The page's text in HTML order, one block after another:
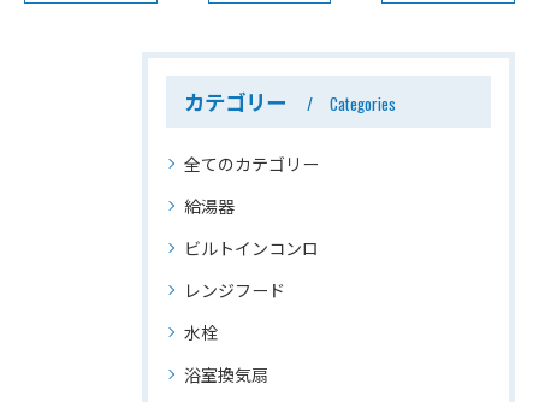
カテゴリー Categories
全てのカテゴリー
給湯器
ビルトインコンロ
レンジフード
水栓
浴室換気扇